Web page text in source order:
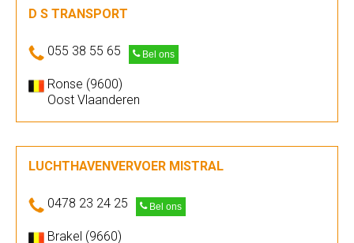
D S TRANSPORT
055 38 55 65 Bel ons
Ronse (9600)
Oost Vlaanderen
LUCHTHAVENVERVOER MISTRAL
0478 23 24 25 Bel ons
Brakel (9660)